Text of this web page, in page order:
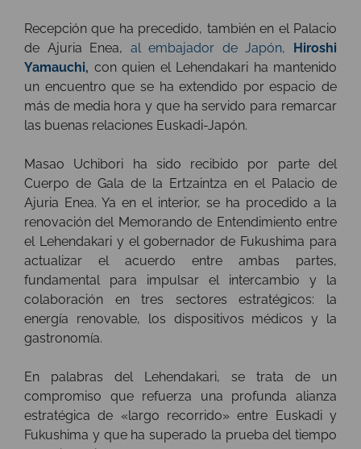
Recepción que ha precedido, también en el Palacio
de Ajuria Enea, al embajador de Japón, Hiroshi
Yamauchi, con quien el Lehendakari ha mantenido
un encuentro que se ha extendido por espacio de
más de media hora y que ha servido para remarcar
las buenas relaciones Euskadi-Japón.
Masao Uchibori ha sido recibido por parte del
Cuerpo de Gala de la Ertzaintza en el Palacio de
Ajuria Enea. Ya en el interior, se ha procedido a la
renovación del Memorando de Entendimiento entre
el Lehendakari y el gobernador de Fukushima para
actualizar el acuerdo entre ambas partes,
fundamental para impulsar el intercambio y la
colaboración en tres sectores estratégicos: la
energía renovable, los dispositivos médicos y la
gastronomía.
En palabras del Lehendakari, se trata de un
compromiso que refuerza una profunda alianza
estratégica de «largo recorrido» entre Euskadi y
Fukushima y que ha superado la prueba del tiempo